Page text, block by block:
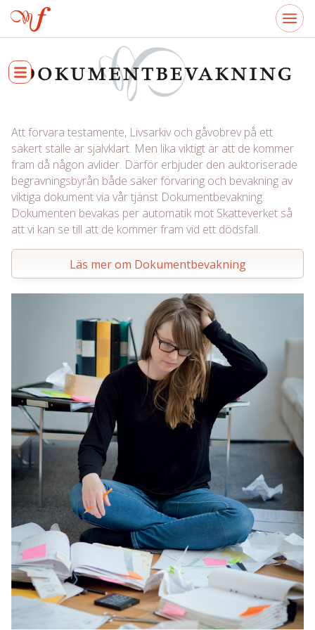
Att förvara testamente, Livsarkiv och gåvobrev på ett
säkert ställe är självklart. Men lika viktigt är att de kommer
fram då någon avlider. Därför erbjuder den auktoriserade
begravningsbyrån både säker förvaring och bevakning av
viktiga dokument via vår tjänst Dokumentbevakning.
Dokumenten bevakas per automatik mot Skatteverket så
att vi kan se till att de kommer fram vid ett dödsfall.
Läs mer om Dokumentbevakning